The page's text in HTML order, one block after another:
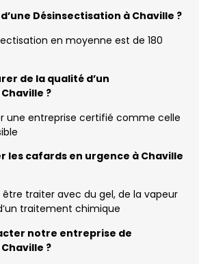
Désinsectisation à Chaville ?
en moyenne est de 180
de la qualité d’un
?
une entreprise certifié comme celle
les cafards en urgence à Chaville
traiter avec du gel, de la vapeur
traitement chimique
notre entreprise de
?